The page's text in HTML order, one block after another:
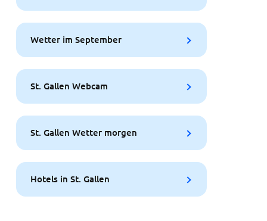
Wetter im September
St. Gallen Webcam
St. Gallen Wetter morgen
Hotels in St. Gallen